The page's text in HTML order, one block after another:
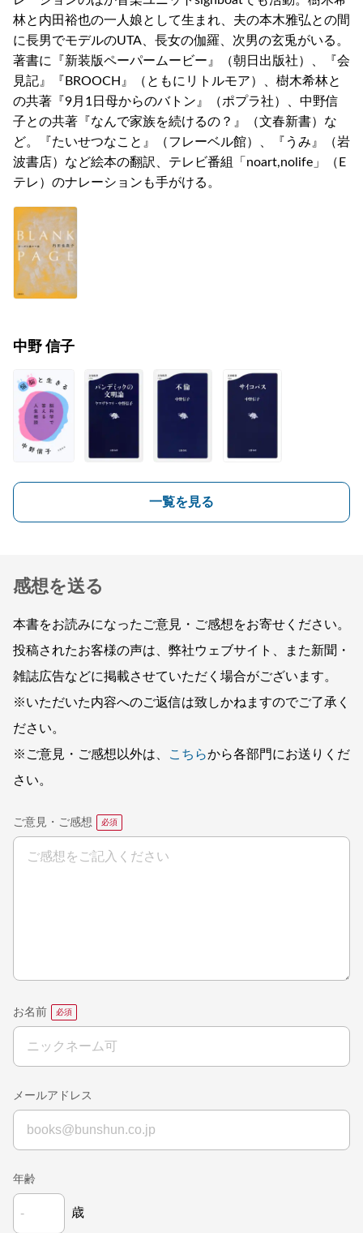
林と内田裕也の一人娘として生まれ、夫の本木雅弘との間
に長男でモデルのUTA、長女の伽羅、次男の玄兎がいる。
著書に『新装版ペーパームービー』（朝日出版社）、『会
見記』『BROOCH』（ともにリトルモア）、樹木希林と
の共著『9月1日母からのバトン』（ポプラ社）、中野信
子との共著『なんで家族を続けるの？』（文春新書）な
ど。『たいせつなこと』（フレーベル館）、『うみ』（岩
波書店）など絵本の翻訳、テレビ番組「noart,nolife」（E
テレ）のナレーションも手がける。
中野 信子
一覧を見る
感想を送る
本書をお読みになったご意見・ご感想をお寄せください。
投稿されたお客様の声は、弊社ウェブサイト、また新聞・
雑誌広告などに掲載させていただく場合がございます。
※いただいた内容へのご返信は致しかねますのでご了承く
ださい。
※ご意見・ご感想以外は、
こちらから各部門にお送りくだ
さい。
ご意見・ご感想
お名前
メールアドレス
年齢
歳